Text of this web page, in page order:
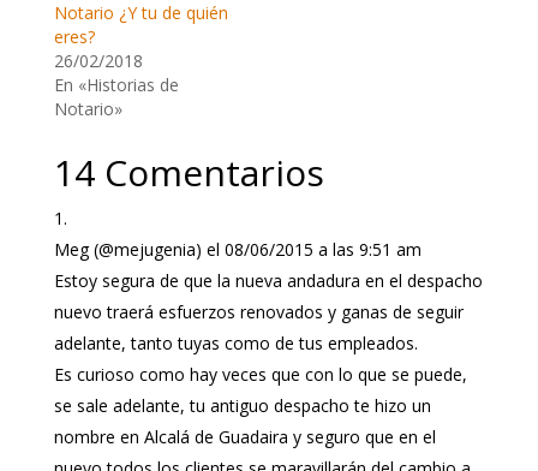
Notario ¿Y tu de quién
eres?
26/02/2018
En «Historias de
Notario»
14 Comentarios
Meg (@mejugenia) el 08/06/2015 a las 9:51 am
Estoy segura de que la nueva andadura en el despacho
nuevo traerá esfuerzos renovados y ganas de seguir
adelante, tanto tuyas como de tus empleados.
Es curioso como hay veces que con lo que se puede,
se sale adelante, tu antiguo despacho te hizo un
nombre en Alcalá de Guadaira y seguro que en el